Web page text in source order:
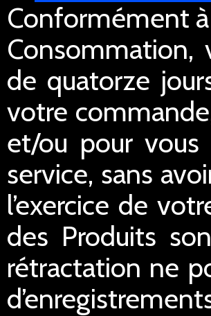
Conformément à
Consommation,
de quatorze
votre
et/ou pour
service, sans
l’exercice de
des Produits
rétractation ne